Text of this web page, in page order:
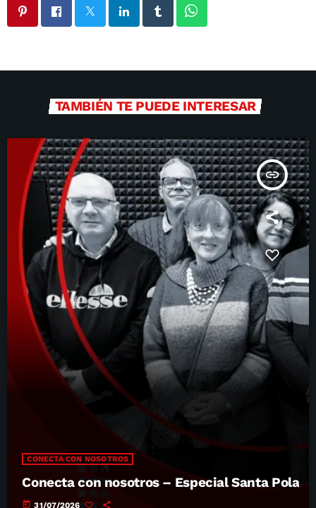
TAMBIÉN TE PUEDE INTERESAR
insert_link
CONECTA CON NOSOTROS
Conecta con nosotros – Especial Santa Pola
today 31/07/2026